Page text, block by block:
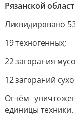
Рязанской
Ликвидировано
19 техногенных;
22 загорания
12 загораний
Огнём
единицы техники.